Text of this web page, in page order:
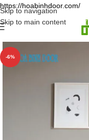
https://hoabinhdoor.com/
Skip to navigation
Skip to main content
-6%